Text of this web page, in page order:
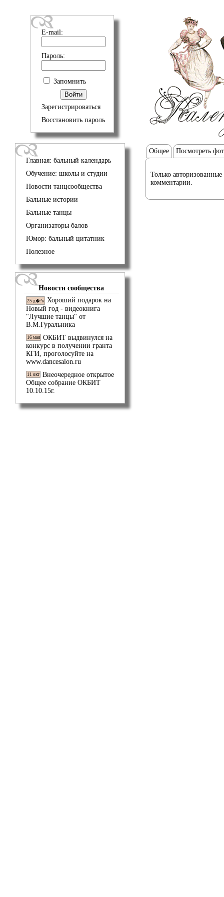
E-mail:
Пароль:
Запомнить
Зарегистрироваться
Восстановить пароль
Главная: бальный календарь
Обучение: школы и студии
Новости танцсообщества
Бальные истории
Бальные танцы
Организаторы балов
Юмор: бальный цитатник
Полезное
Новости сообщества
25 д�?к Хороший подарок на
Новый год - видеокнига
"Лучшие танцы" от
В.М.Гуральника
16 мая ОКБИТ выдвинулся на
конкурс в получении гранта
КГИ, проголосуйте на
www.dancesalon.ru
11 окт Внеочередное открытое
Общее собрание ОКБИТ
10.10.15г.
Общее Посмотреть
Только авторизованные
комментарии.